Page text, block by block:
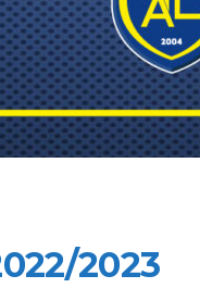
2023